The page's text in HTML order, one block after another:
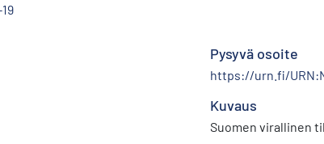
Pysyvä osoite
https://urn.fi/
Kuvaus
Suomen virallinen